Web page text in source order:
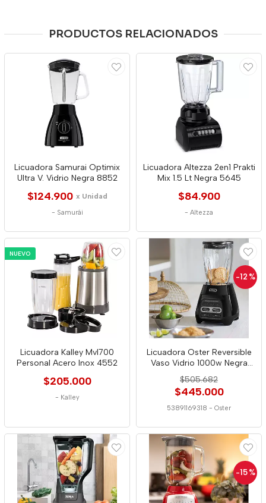
PRODUCTOS RELACIONADOS
Licuadora Samurai Optimix
Ultra V. Vidrio Negra 8852
$124.900 x Unidad
- Samurái
Licuadora Altezza 2en1 Prakti
Mix 1.5 Lt Negra 5645
$84.900
- Altezza
NUEVO
Licuadora Kalley Mvl700
Personal Acero Inox 4552
$205.000
- Kalley
-12 %
Licuadora Oster Reversible
Vaso Vidrio 1000w Negra
$505.682
$445.000
53891169318 - Oster
-15 %